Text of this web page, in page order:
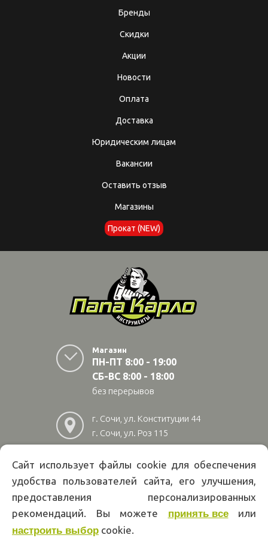
Бренды
Скидки
Акции
Новости
Оплата
Доставка
Юридическим лицам
Вакансии
Оставить отзыв
Магазины
Прокат (NEW)
Магазин
ПН-ПТ 8:00 - 19:00
СБ-ВС 8:00 - 18:00
без перерывов
г. Сочи, ул. Конституции 44
г. Сочи, ул. Роз 115
г. Адлер, ул Авиационная
28/10
222 02 01
офертой. Указанные цены действуют только при оформлении заказа
через интернет-магазин papakarlotools.ru.
Сайт использует файлы cookie для обеспечения
удобства пользователей сайта, его улучшения,
предоставления персонализированных
рекомендаций. Вы можете принять всеили
настроить выбор cookie.